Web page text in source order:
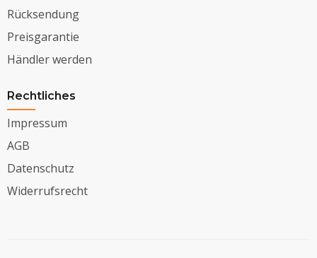
Rücksendung
Preisgarantie
Händler werden
Rechtliches
Impressum
AGB
Datenschutz
Widerrufsrecht